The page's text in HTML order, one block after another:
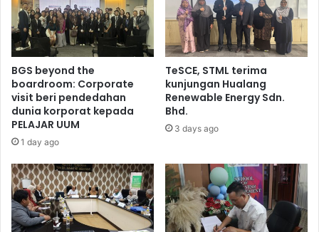
BGS beyond the
boardroom: Corporate
visit beri pendedahan
dunia korporat kepada
PELAJAR UUM
1 day ago
TeSCE, STML terima
kunjungan Hualang
Renewable Energy Sdn.
Bhd.
3 days ago